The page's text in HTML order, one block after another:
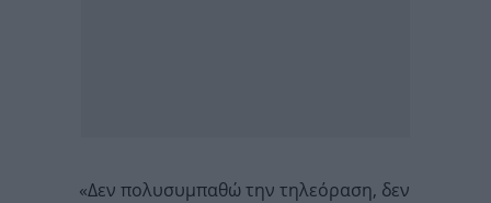
«Δεν πολυσυμπαθώ την τηλεόραση, δεν